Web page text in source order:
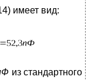
имеет вид:
из стандартного